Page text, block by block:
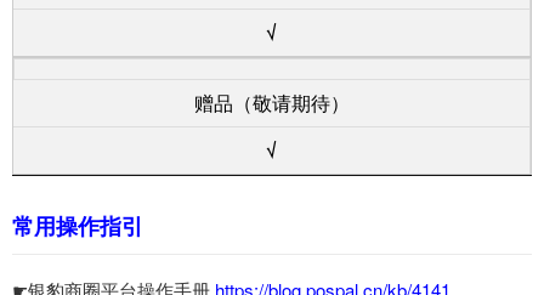
√
赠品（敬请期待）
√
常用操作指引
☛银豹商圈平台操作手册 https://blog.pospal.cn/kb/4141